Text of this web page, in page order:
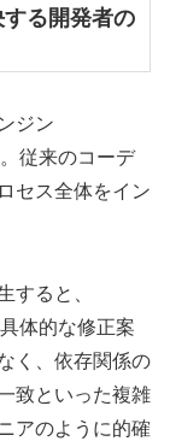
る開発者の
ジン
従来のコーデ
セス全体をイン
すると、
体的な修正案
く、依存関係の
致といった複雑
アのように的確